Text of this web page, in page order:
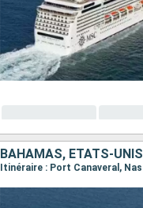
BAHAMAS, ÉTATS-UNIS
Itinéraire : Port Canaveral,